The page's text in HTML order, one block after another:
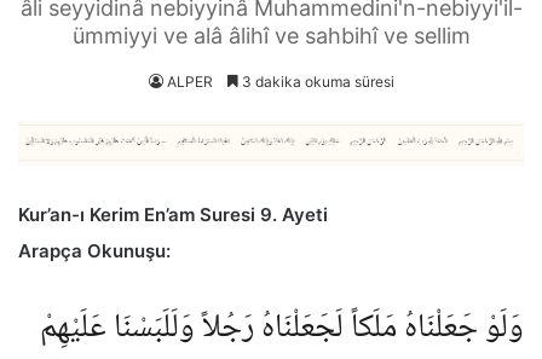
âli seyyidinâ nebiyyinâ Muhammedini'n-nebiyyi'il-
ümmiyyi ve alâ âlihî ve sahbihî ve sellim
ALPER 3 dakika okuma süresi
Kur’an-ı Kerim En’am Suresi 9. Ayeti
Arapça Okunuşu:
وَلَوْ جَعَلْنَاهُ مَلَكاً لَجَعَلْنَاهُ رَجُلاً وَلَلَبَسْنَا عَلَيْهِمْ